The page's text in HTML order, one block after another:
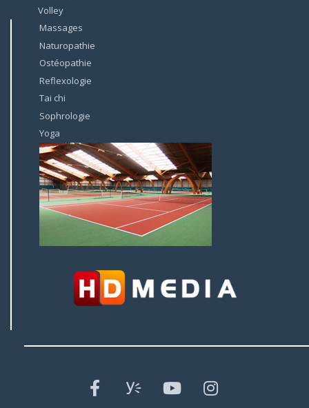
Volley
Massages
Naturopathie
Ostéopathie
Reflexologie
Tai chi
Sophrologie
Yoga